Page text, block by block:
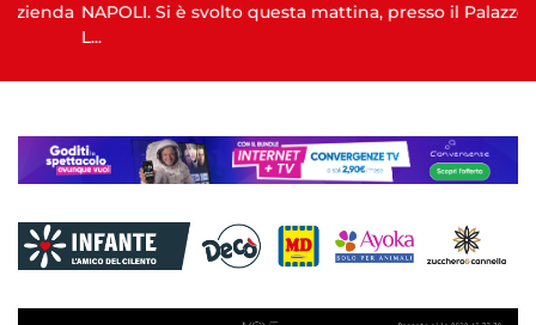
NAPOLI. Si è svolto questa mattina, presso il Palazzo Santa